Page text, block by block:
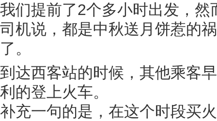
我们提前了2个多小时出发，
司机说，都是中秋送月饼惹的
了。
到达西客站的时候，其他乘客
利的登上火车。
补充一句的是，在这个时段买